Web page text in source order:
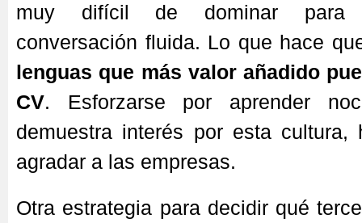
muy difícil de dominar para
conversación fluida. Lo que hace
lenguas que más valor añadido
CV. Esforzarse por aprender
demuestra interés por esta cultura,
agradar a las empresas.
Otra estrategia para decidir qué